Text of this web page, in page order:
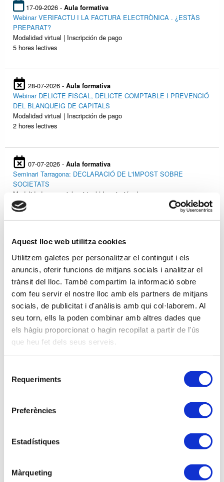
Aquest lloc web utilitza cookies
Utilitzem galetes per personalitzar el contingut i els
anuncis, oferir funcions de mitjans socials i analitzar el
trànsit del lloc. També compartim la informació sobre
com feu servir el nostre lloc amb els partners de mitjans
socials, de publicitat i d'anàlisis amb qui col·laborem. Al
seu torn, ells la poden combinar amb altres dades que
els hàgiu proporcionat o hagin recopilat a partir de l'ús
que heu fet dels seus serveis.
Requeriments
Preferències
Estadístiques
Màrqueting
17-09-2026 - Aula formativa
Webinar VERIFACTU I LA FACTURA ELECTRÒNICA . ¿ESTÀS
PREPARAT?
Modalidad virtual | Inscripción de pago
5 hores lectives
28-07-2026 - Aula formativa
Webinar DELICTE FISCAL, DELICTE COMPTABLE I PREVENCIÓ
DEL BLANQUEIG DE CAPITALS
Modalidad virtual | Inscripción de pago
2 hores lectives
07-07-2026 - Aula formativa
Seminari Tarragona: DECLARACIÓ DE L'IMPOST SOBRE
SOCIETATS
Modalidad presencial y virtual | Inscripción de pago
3 hores lectives
01-07-2026 -Aula formativa
Modalidad presencial y virtual | Inscripción de pago
3 hores lectives
30-06-2026 -Aula formativa
Balears - Seminari DECLARACIÓ DE L'IMPOST SOBRE
SOCIETATS 2025
Modalidad presencial y virtual | Inscripción de pago
Modalidad virtual | Inscripción de pago